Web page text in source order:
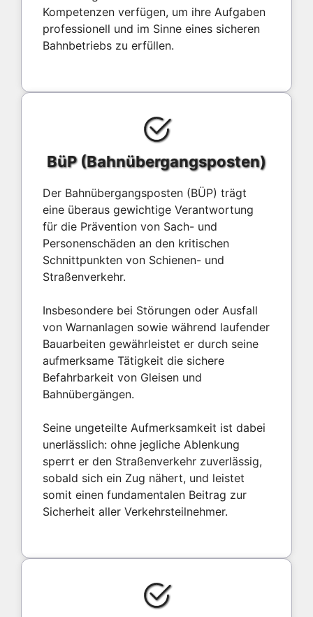
Kompetenzen verfügen, um ihre Aufgaben
professionell und im Sinne eines sicheren
Bahnbetriebs zu erfüllen.
BüP (Bahnübergangsposten)
Der Bahnübergangsposten (BÜP) trägt
eine überaus gewichtige Verantwortung
für die Prävention von Sach- und
Personenschäden an den kritischen
Schnittpunkten von Schienen- und
Straßenverkehr.
Insbesondere bei Störungen oder Ausfall
von Warnanlagen sowie während laufender
Bauarbeiten gewährleistet er durch seine
aufmerksame Tätigkeit die sichere
Befahrbarkeit von Gleisen und
Bahnübergängen.
Seine ungeteilte Aufmerksamkeit ist dabei
unerlässlich: ohne jegliche Ablenkung
sperrt er den Straßenverkehr zuverlässig,
sobald sich ein Zug nähert, und leistet
somit einen fundamentalen Beitrag zur
Sicherheit aller Verkehrsteilnehmer.